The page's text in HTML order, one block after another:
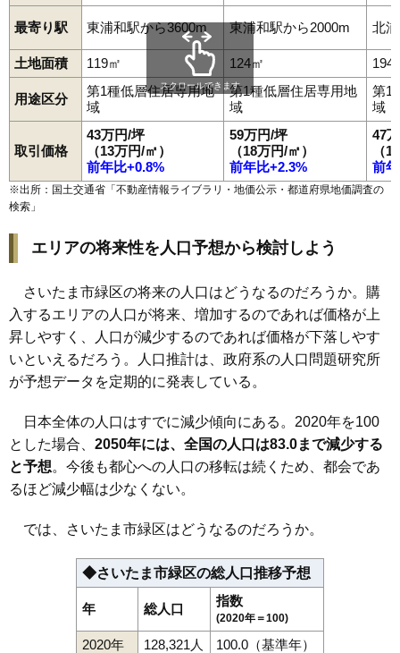
最寄り駅 東浦和駅から3600m 東浦和駅から2000m 北
土地面積 119㎡ 124㎡ 194
用途区分
第1種低層住居専用地
域
第1種低層住居専用地
域
第1
域
取引価格
43万円/坪
（13万円/㎡）
前年比+0.8%
59万円/坪
（18万円/㎡）
前年比+2.3%
47
（
前
スクロールできます
※出所：国土交通省「不動産情報ライブラリ・地価公示・都道府県地価調査の
検索 」
エリアの将来性を人口予想から検討しよう
さいたま市緑区の将来の人口はどうなるのだろうか。購
入するエリアの人口が将来、増加するのであれば価格が上
昇しやすく、人口が減少するのであれば価格が下落しやす
いといえるだろう。人口推計は、政府系の人口問題研究所
が予想データを定期的に発表している。
日本全体の人口はすでに減少傾向にある。2020年を100
とした場合、 2050年には、全国の人口は83.0まで減少する
と予想。今後も都心への人口の移転は続くため、都会であ
るほど減少幅は少なくない。
では、さいたま市緑区はどうなるのだろうか。
◆さいたま市緑区の総人口推移予想
年 総人口
指数
(2020年＝100)
2020年 128,321人
100.0（基準年）